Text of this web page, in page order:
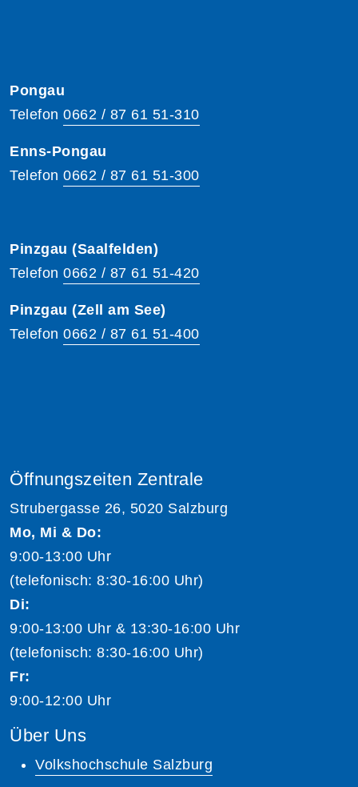
Pongau
Telefon 0662 / 87 61 51-310
Enns-Pongau
Telefon 0662 / 87 61 51-300
Pinzgau (Saalfelden)
Telefon 0662 / 87 61 51-420
Pinzgau (Zell am See)
Telefon 0662 / 87 61 51-400
Öffnungszeiten Zentrale
Strubergasse 26, 5020 Salzburg
Mo, Mi & Do:
9:00-13:00 Uhr
(telefonisch: 8:30-16:00 Uhr)
Di:
9:00-13:00 Uhr & 13:30-16:00 Uhr
(telefonisch: 8:30-16:00 Uhr)
Fr:
9:00-12:00 Uhr
Über Uns
Volkshochschule Salzburg